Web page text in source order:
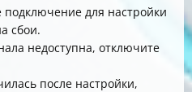
подключение для настройки
сбои.
недоступна, отключите
после настройки,